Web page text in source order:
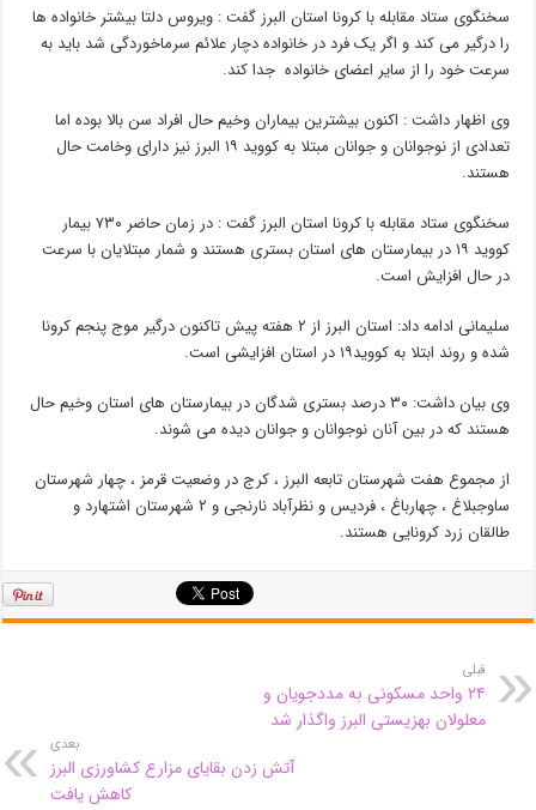
سخنگوی ستاد مقابله با کرونا استان البرز گفت : ویروس دلتا بیشتر خانواده ها
را درگیر می کند و اگر یک فرد در خانواده دچار علائم سرماخوردگی شد باید به
سرعت خود را از سایر اعضای خانواده جدا کند.
وی اظهار داشت : اکنون بیشترین بیماران وخیم حال افراد سن بالا بوده اما
تعدادی از نوجوانان و جوانان مبتلا به کووید ۱۹ البرز نیز دارای وخامت حال
هستند.
سخنگوی ستاد مقابله با کرونا استان البرز گفت : در زمان حاضر ۷۳۰ بیمار
کووید ۱۹ در بیمارستان های استان بستری هستند و شمار مبتلایان با سرعت
در حال افزایش است.
سلیمانی ادامه داد: استان البرز از ۲ هفته پیش تاکنون درگیر موج پنجم کرونا
شده و روند ابتلا به کووید۱۹ در استان افزایشی است.
وی بیان داشت: ۳۰ درصد بستری شدگان در بیمارستان های استان وخیم حال
هستند که در بین آنان نوجوانان و جوانان دیده می شوند.
از مجموع هفت شهرستان تابعه البرز ، کرج در وضعیت قرمز ، چهار شهرستان
ساوجبلاغ ، چهارباغ ، فردیس و نظرآباد نارنجی و ۲ شهرستان اشتهارد و
طالقان زرد کرونایی هستند.
قبلی
۲۴ واحد مسکونی به مددجویان و
معلولان بهزیستی البرز واگذار شد
بعدی
آتش زدن بقایای مزارع کشاورزی البرز
کاهش یافت